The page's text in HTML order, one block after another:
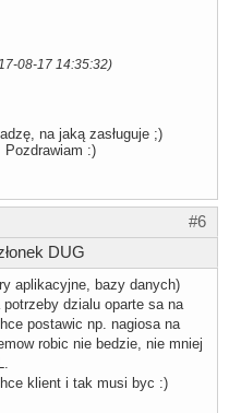
08-17 14:35:32)
na jaką zasługuje ;)
:)
#6
DUG
aplikacyjne, bazy danych)
dzialu oparte sa na
postawic np. nagiosa na
robic nie bedzie, nie mniej
klient i tak musi byc :)